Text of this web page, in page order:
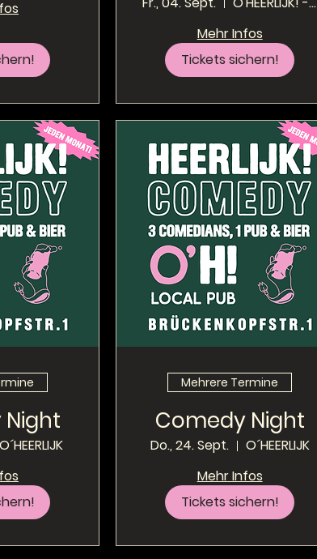
Mehr Infos
Tickets sichern!
O´HEERLIJK
Mehrere Termine
Comedy Night
Do., 24. Sept.
O´HEERLIJK
Mehr Infos
Tickets sichern!